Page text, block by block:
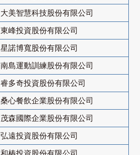
大美智慧科技股份有限公司
東峰投資股份有限公司
星諾博寬股份有限公司
南島運動訓練股份有限公司
睿多奇投資股份有限公司
桑心餐飲企業股份有限公司
茂森國際企業股份有限公司
弘遠投資股份有限公司
和椿投資股份有限公司